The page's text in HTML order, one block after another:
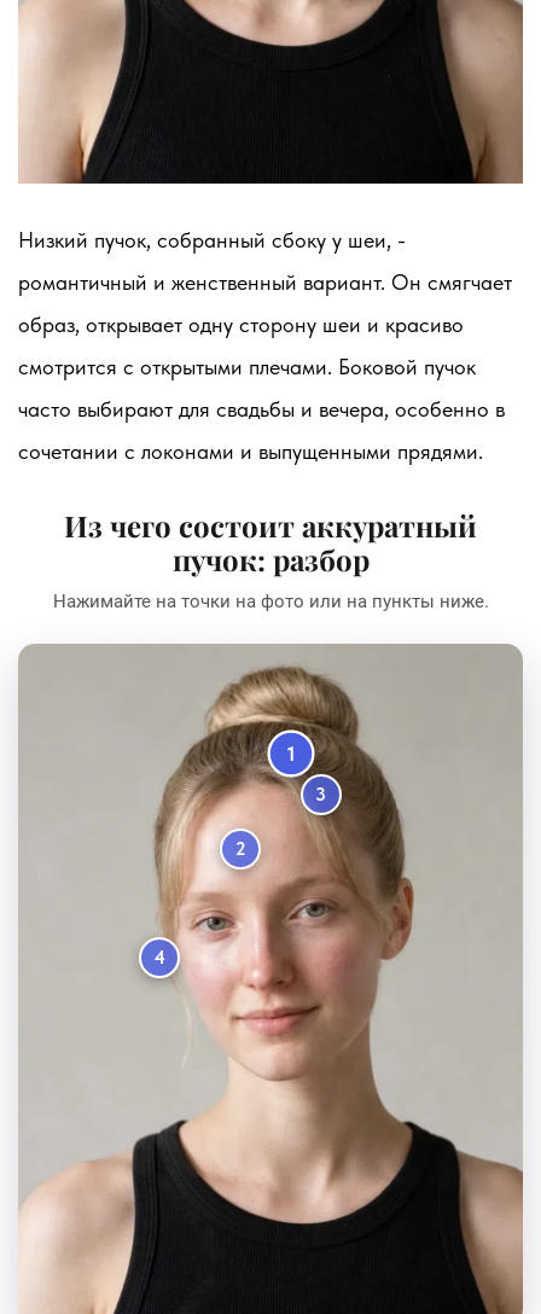
Низкий пучок, собранный сбоку у шеи, -
романтичный и женственный вариант. Он смягчает
образ, открывает одну сторону шеи и красиво
смотрится с открытыми плечами. Боковой пучок
часто выбирают для свадьбы и вечера, особенно в
сочетании с локонами и выпущенными прядями.
Из чего состоит аккуратный
пучок: разбор
Нажимайте на точки на фото или на пункты ниже.
1
2
3
4